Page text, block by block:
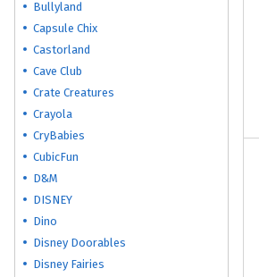
Bullyland
Capsule Chix
Castorland
Cave Club
Crate Creatures
Crayola
CryBabies
CubicFun
D&M
DISNEY
Dino
Disney Doorables
Disney Fairies